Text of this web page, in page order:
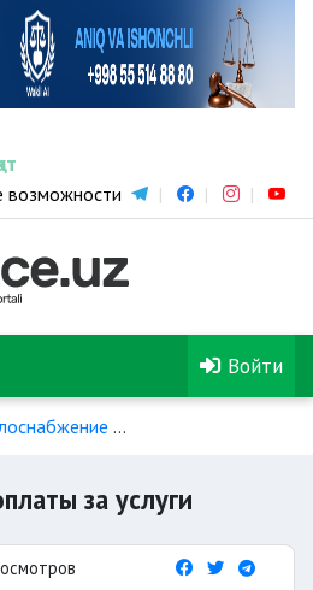
возможности
Войти
за услуги